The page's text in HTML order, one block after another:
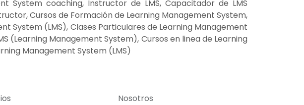
System coaching, Instructor de LMS, Capacitador de LMS
Cursos de Formación de Learning Management System,
System (LMS), Clases Particulares de Learning Management
(Learning Management System), Cursos en linea de Learning
Management System (LMS)
Nosotros